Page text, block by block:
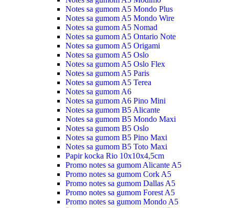
Notes sa gumom A5 Mondo Plus
Notes sa gumom A5 Mondo Wire
Notes sa gumom A5 Nomad
Notes sa gumom A5 Ontario Note
Notes sa gumom A5 Origami
Notes sa gumom A5 Oslo
Notes sa gumom A5 Oslo Flex
Notes sa gumom A5 Paris
Notes sa gumom A5 Terea
Notes sa gumom A6
Notes sa gumom A6 Pino Mini
Notes sa gumom B5 Alicante
Notes sa gumom B5 Mondo Maxi
Notes sa gumom B5 Oslo
Notes sa gumom B5 Pino Maxi
Notes sa gumom B5 Toto Maxi
Papir kocka Rio 10x10x4,5cm
Promo notes sa gumom Alicante A5
Promo notes sa gumom Cork A5
Promo notes sa gumom Dallas A5
Promo notes sa gumom Forest A5
Promo notes sa gumom Mondo A5